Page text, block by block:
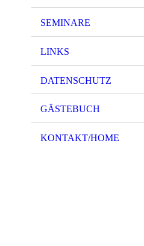
SEMINARE
LINKS
DATENSCHUTZ
GÄSTEBUCH
KONTAKT/HOME